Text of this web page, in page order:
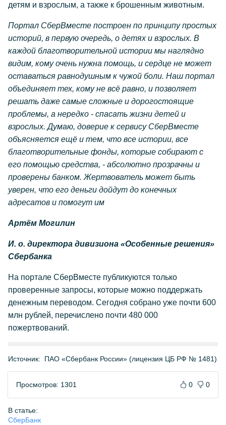
детям и взрослым, а также к брошенным животным.
Портал СберВместе построен по принципу простых
историй, в первую очередь, о детях и взрослых. В
каждой благотворительной истории мы наглядно
видим, кому очень нужна помощь, и сердце не может
оставаться равнодушным к чужой боли. Наш портал
объединяет тех, кому не всё равно, и позволяет
решать даже самые сложные и дорогостоящие
проблемы, а нередко - спасать жизни детей и
взрослых. Думаю, доверие к сервису СберВместе
объясняется ещё и тем, что все истории, все
благотворительные фонды, которые собирают с
его помощью средства, - абсолютно прозрачны и
проверены банком. Жертвователь может быть
уверен, что его деньги дойдут до конечных
адресатов и помогут им
Артём Могилин
И. о. директора дивизиона «Особенные решения»
Сбербанка
На портале СберВместе публикуются только
проверенные запросы, которые можно поддержать
денежным переводом. Сегодня собрано уже почти 600
млн рублей, перечислено почти 480 000
пожертвований.
Источник: ПАО «Сбербанк России» (лицензия ЦБ РФ № 1481)
Просмотров: 1301 0 0
В статье:
СберБанк